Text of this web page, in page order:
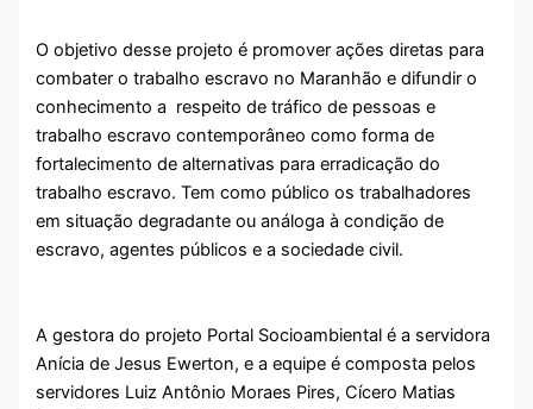
O objetivo desse projeto é promover ações diretas para
combater o trabalho escravo no Maranhão e difundir o
conhecimento a respeito de tráfico de pessoas e
trabalho escravo contemporâneo como forma de
fortalecimento de alternativas para erradicação do
trabalho escravo. Tem como público os trabalhadores
em situação degradante ou análoga à condição de
escravo, agentes públicos e a sociedade civil.
A gestora do projeto Portal Socioambiental é a servidora
Anícia de Jesus Ewerton, e a equipe é composta pelos
servidores Luiz Antônio Moraes Pires, Cícero Matias